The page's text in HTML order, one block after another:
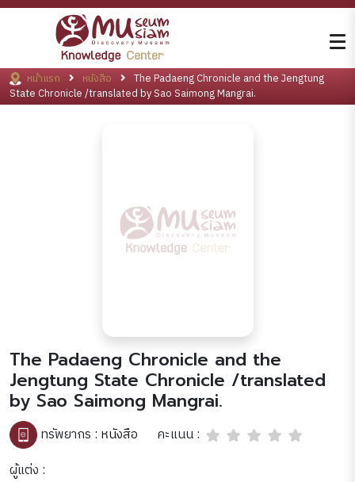
หน้าแรก หนังสือ
The Padaeng Chronicle and the Jengtung
State Chronicle /translated by Sao Saimong Mangrai.
The Padaeng Chronicle and the
Jengtung State Chronicle /translated
by Sao Saimong Mangrai.
ทรัพยากร : หนังสือ
คะแนน :
ผู้แต่ง :